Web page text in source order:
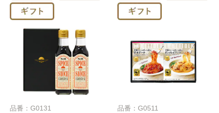
品番：G0131 品番：G0511